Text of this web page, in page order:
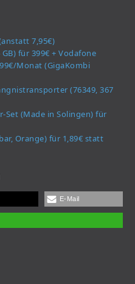
7,95€)
für 399€ + Vodafone
Monat (GigaKombi
(76349, 367
Set (Made in Solingen) für
Orange) für 1,89€ statt
E-Mail